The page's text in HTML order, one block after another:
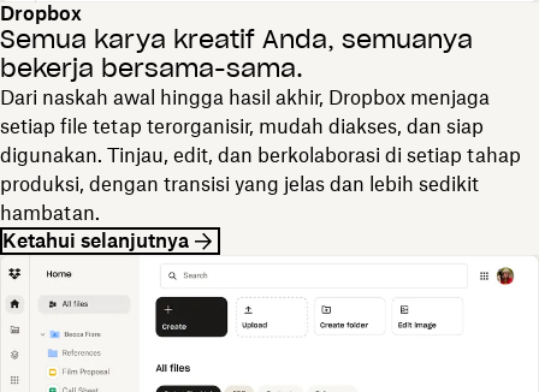
Dropbox
Semua karya kreatif Anda, semuanya
bekerja bersama-sama.
Dari naskah awal hingga hasil akhir, Dropbox menjaga
setiap file tetap terorganisir, mudah diakses, dan siap
digunakan. Tinjau, edit, dan berkolaborasi di setiap tahap
produksi, dengan transisi yang jelas dan lebih sedikit
hambatan.
Ketahui selanjutnya